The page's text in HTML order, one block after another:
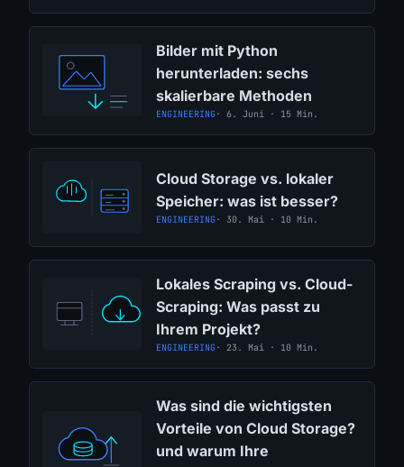
Bilder mit Python
herunterladen: sechs
skalierbare Methoden
ENGINEERING· 6. Juni · 15 Min.
Cloud Storage vs. lokaler
Speicher: was ist besser?
ENGINEERING· 30. Mai · 10 Min.
Lokales Scraping vs. Cloud-
Scraping: Was passt zu
Ihrem Projekt?
ENGINEERING· 23. Mai · 10 Min.
Was sind die wichtigsten
Vorteile von Cloud Storage?
und warum Ihre